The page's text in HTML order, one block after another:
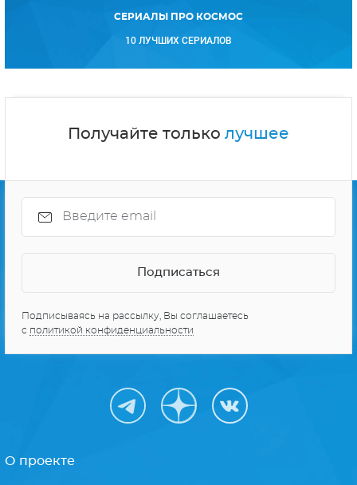
СЕРИАЛЫ ПРО КОСМОС
10 ЛУЧШИХ СЕРИАЛОВ
Получайте только лучшее
Подписываясь на рассылку, Вы соглашаетесь
с политикой конфиденциальности
О проекте